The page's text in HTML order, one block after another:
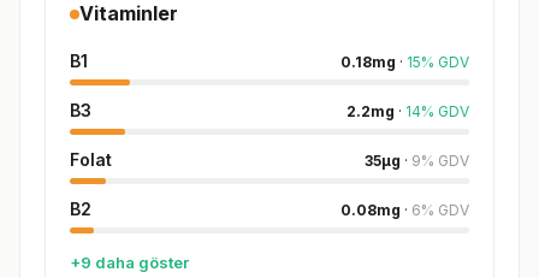
Vitaminler
B1 0.18mg · 15% GDV
B3 2.2mg · 14% GDV
Folat 35µg · 9% GDV
B2 0.08mg · 6% GDV
+9 daha göster